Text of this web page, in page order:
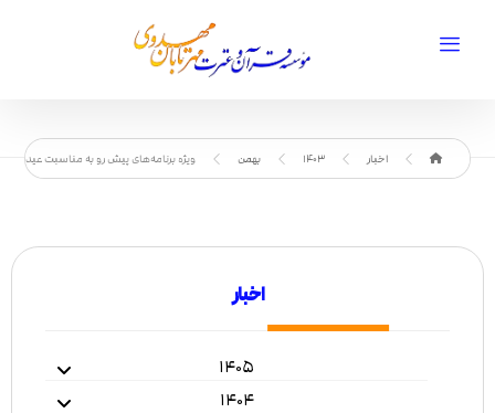
اخبار 1403 بهمن ویژه برنامه‌های پیش رو به مناسبت عید
اخبار
۱۴۰۵
۱۴۰۴